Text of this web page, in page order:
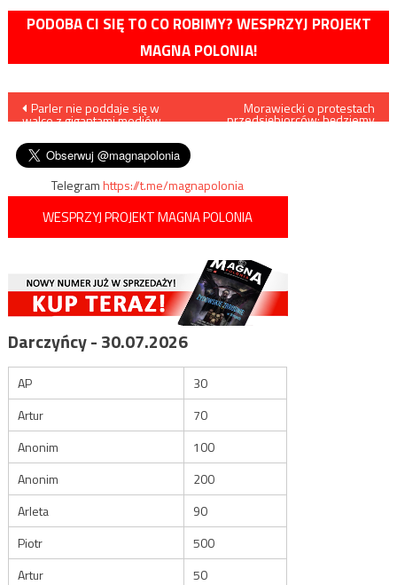
PODOBA CI SIĘ TO CO ROBIMY? WESPRZYJ PROJEKT
MAGNA POLONIA!
Nawigacja
wpisu
Parler nie poddaje się w
walce z gigantami mediów
Morawiecki o protestach
przedsiębiorców: będziemy
Telegramhttps://t.me/magnapolonia
WESPRZYJ PROJEKT MAGNA POLONIA
Darczyńcy - 30.07.2026
AP
30
Artur
70
Anonim
100
Anonim
200
Arleta
90
Piotr
500
Artur
50